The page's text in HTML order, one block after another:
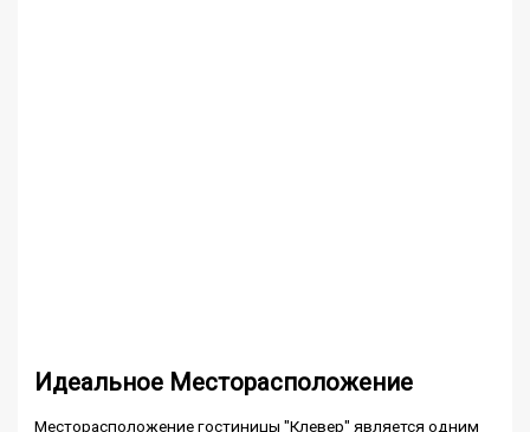
Идеальное Месторасположение
Месторасположение гостиницы "Клевер" является одним